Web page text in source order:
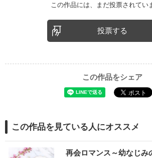
この作品には、まだ投票されてい
投票する
この作品をシェア
この作品を見ている人にオススメ
再会ロマンス～幼なじみ